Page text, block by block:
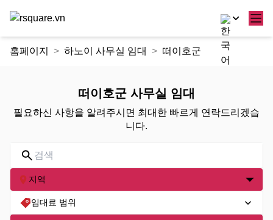
홈페이지 하노이 사무실 임대 떠이호군
떠이호군 사무실 임대
필요하신 사항을 알려주시면 최대한 빠르게 연락드리겠습
니다.
지역
임대료 범위